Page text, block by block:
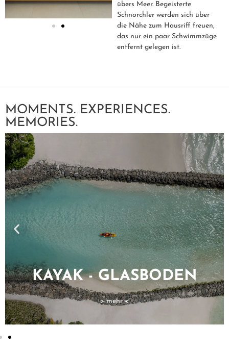
übers Meer. Begeisterte
Schnorchler werden sich über
die Nähe zum Hausriff freuen,
das nur ein paar Schwimmzüge
entfernt gelegen ist.
MOMENTS. EXPERIENCES.
MEMORIES.
SCHNORCHELN
> mehr <